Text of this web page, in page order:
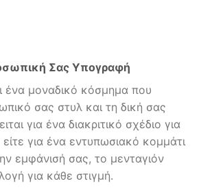
Σας Υπογραφή
ένα μοναδικό κόσμημα που
σας στυλ και τη δική σας
για ένα διακριτικό σχέδιο για
για ένα εντυπωσιακό κομμάτι
εμφάνισή σας, το μενταγιόν
για κάθε στιγμή.